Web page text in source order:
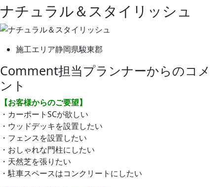
ナチュラル＆スタイリッシュ
施工エリア静岡県駿東郡
Comment担当プランナーからのコメ
ント
【お客様からのご要望】
・カーポートSCが欲しい
・ウッドデッキを設置したい
・フェンスを設置したい
・おしゃれな門柱にしたい
・天然芝を張りたい
・駐車スペースはコンクリートにしたい